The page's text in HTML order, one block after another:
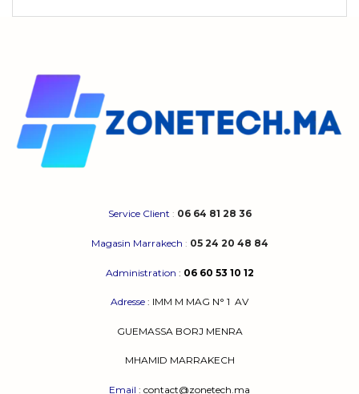
peuvent
être
choisies
produit
Service Client : 06 64 81 28 36
Magasin Marrakech : 05 24 20 48 84
Administration : 06 60 53 10 12
Adresse : IMM M MAG N° 1 AV
GUEMASSA BORJ MENRA
MHAMID MARRAKECH
Email : contact@zonetech.ma